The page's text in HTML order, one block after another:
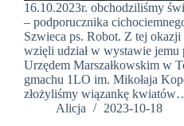
16.10.2023r. obchodziliśmy
– podporucznika
Szwieca ps. Robot. Z tej
wzięli udział w wystawie jemu
Urzędem Marszałkowskim w
gmachu 1LO im. Mikołaja
złożyliśmy wiązankę
Alicja
2023-10-18